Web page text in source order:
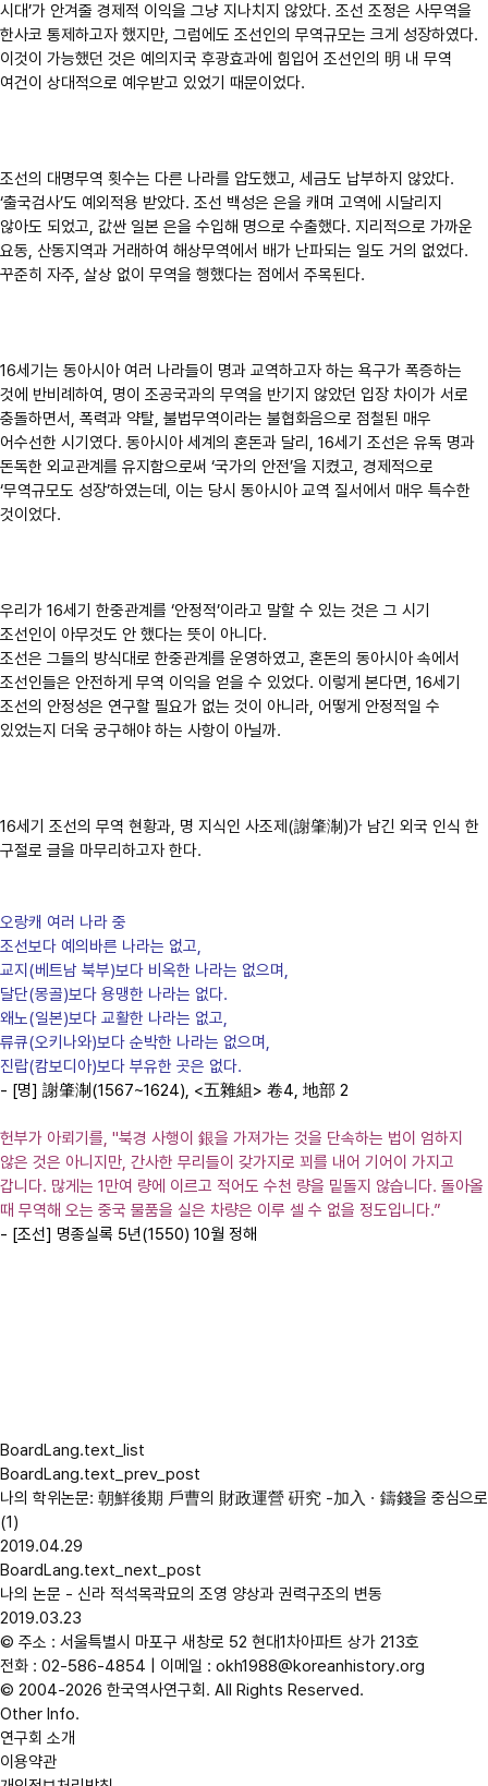
시대’가 안겨줄 경제적 이익을 그냥 지나치지 않았다. 조선 조정은 사무역을
한사코 통제하고자 했지만, 그럼에도 조선인의 무역규모는 크게 성장하였다.
이것이 가능했던 것은 예의지국 후광효과에 힘입어 조선인의 明 내 무역
여건이 상대적으로 예우받고 있었기 때문이었다.
조선의 대명무역 횟수는 다른 나라를 압도했고, 세금도 납부하지 않았다.
‘출국검사’도 예외적용 받았다. 조선 백성은 은을 캐며 고역에 시달리지
않아도 되었고, 값싼 일본 은을 수입해 명으로 수출했다. 지리적으로 가까운
요동, 산동지역과 거래하여 해상무역에서 배가 난파되는 일도 거의 없었다.
꾸준히 자주, 살상 없이 무역을 행했다는 점에서 주목된다.
16세기는 동아시아 여러 나라들이 명과 교역하고자 하는 욕구가 폭증하는
것에 반비례하여, 명이 조공국과의 무역을 반기지 않았던 입장 차이가 서로
충돌하면서, 폭력과 약탈, 불법무역이라는 불협화음으로 점철된 매우
어수선한 시기였다. 동아시아 세계의 혼돈과 달리, 16세기 조선은 유독 명과
돈독한 외교관계를 유지함으로써 ‘국가의 안전’을 지켰고, 경제적으로
‘무역규모도 성장’하였는데, 이는 당시 동아시아 교역 질서에서 매우 특수한
것이었다.
우리가 16세기 한중관계를 ‘안정적’이라고 말할 수 있는 것은 그 시기
조선인이 아무것도 안 했다는 뜻이 아니다.
조선은 그들의 방식대로 한중관계를 운영하였고, 혼돈의 동아시아 속에서
조선인들은 안전하게 무역 이익을 얻을 수 있었다. 이렇게 본다면, 16세기
조선의 안정성은 연구할 필요가 없는 것이 아니라, 어떻게 안정적일 수
있었는지 더욱 궁구해야 하는 사항이 아닐까.
16세기 조선의 무역 현황과, 명 지식인 사조제(謝肇淛)가 남긴 외국 인식 한
구절로 글을 마무리하고자 한다.
오랑캐 여러 나라 중
조선보다 예의바른 나라는 없고,
교지(베트남 북부)보다 비옥한 나라는 없으며,
달단(몽골)보다 용맹한 나라는 없다.
왜노(일본)보다 교활한 나라는 없고,
류큐(오키나와)보다 순박한 나라는 없으며,
진랍(캄보디아)보다 부유한 곳은 없다.
- [명] 謝肇淛(1567~1624), <五雜組> 卷4, 地部 2
헌부가 아뢰기를, "북경 사행이 銀을 가져가는 것을 단속하는 법이 엄하지
않은 것은 아니지만, 간사한 무리들이 갖가지로 꾀를 내어 기어이 가지고
갑니다. 많게는 1만여 량에 이르고 적어도 수천 량을 밑돌지 않습니다. 돌아올
때 무역해 오는 중국 물품을 실은 차량은 이루 셀 수 없을 정도입니다.”
- [조선] 명종실록 5년(1550) 10월 정해
BoardLang.text_list
BoardLang.text_prev_post
나의 학위논문: 朝鮮後期 戶曹의 財政運營 硏究 -加入ㆍ鑄錢을 중심으로
(1)
2019.04.29
BoardLang.text_next_post
나의 논문 - 신라 적석목곽묘의 조영 양상과 권력구조의 변동
2019.03.23
© 주소 : 서울특별시 마포구 새창로 52 현대1차아파트 상가 213호
전화 : 02-586-4854 | 이메일 : okh1988@koreanhistory.org
© 2004-2026 한국역사연구회. All Rights Reserved.
Other Info.
연구회 소개
이용약관